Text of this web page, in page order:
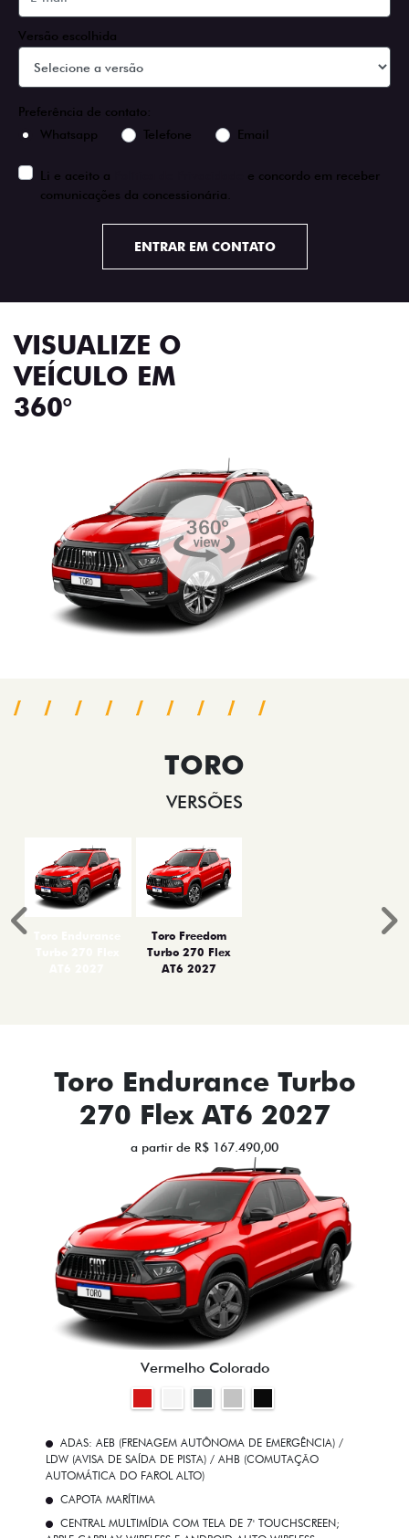
Versão escolhida
Preferência de contato:
Whatsapp
Telefone Email
Li e aceito a
e concordo em receber
comunicações da concessionária.
ENTRAR EM CONTATO
VISUALIZE O
VEÍCULO EM
360°
TORO
VERSÕES
Toro Freedom
Turbo 270 Flex
AT6 2027
Anterior
Toro Endurance Turbo
270 Flex AT6 2027
a partir de R$ 167.490,00
Vermelho Colorado
ADAS: AEB (FRENAGEM AUTÔNOMA DE EMERGÊNCIA) /
LDW (AVISA DE SAÍDA DE PISTA) / AHB (COMUTAÇÃO
AUTOMÁTICA DO FAROL ALTO)
CAPOTA MARÍTIMA
CENTRAL MULTIMÍDIA COM TELA DE 7' TOUCHSCREEN;